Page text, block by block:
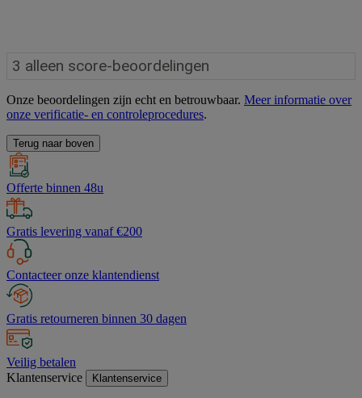
Onze beoordelingen zijn echt en betrouwbaar. Meer informatie over
onze verificatie- en controleprocedures.
Terug naar boven
Offerte binnen 48u
Gratis levering vanaf €200
Contacteer onze klantendienst
Gratis retourneren binnen 30 dagen
Veilig betalen
Klantenservice
Klantenservice